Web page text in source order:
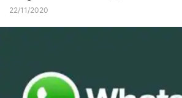
22/11/2020